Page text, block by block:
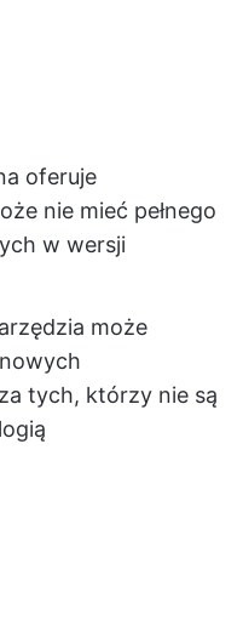
oferuje
nie mieć pełnego
w wersji
może
tych, którzy nie są